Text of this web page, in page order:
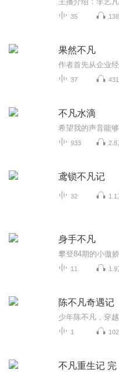
35
果然不凡
37 431
不凡水滴
933 2.8
鸢锁不凡记
32 1.1
身手不凡
11 1.9
陈不凡奇遇记
1 102
不凡重生记 完